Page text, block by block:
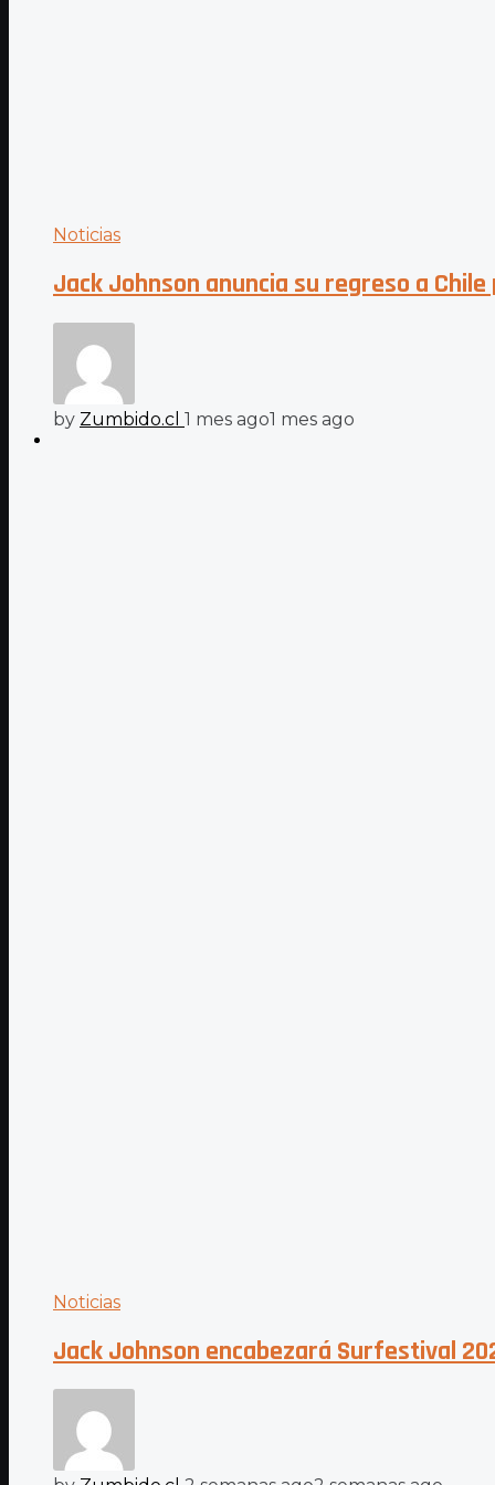
Noticias
Jack Johnson anuncia su regreso a Chile
by Zumbido.cl 1 mes ago1 mes ago
Noticias
Jack Johnson encabezará Surfestival